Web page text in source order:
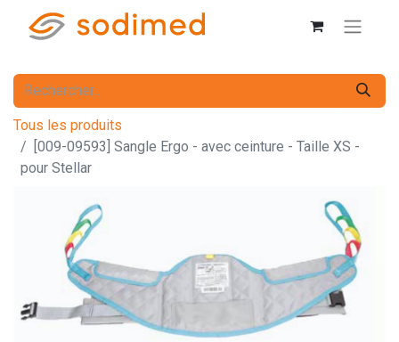
Tous les produits
[009-09593] Sangle Ergo - avec ceinture - Taille XS -
pour Stellar